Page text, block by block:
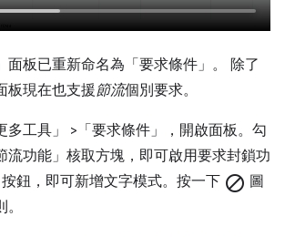
面板已重新命名為「要求條件」 。 除了
板現在也支援節流個別要求。
多工具」 >「要求條件」
，開啟面板。勾
功能」 核取方塊，即可啟用要求封鎖功
按鈕，即可新增文字模式。按一下 block 圖